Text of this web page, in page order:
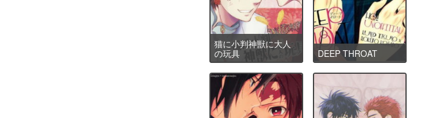
猫に小判神獣に大人
の玩具
DEEP THROAT